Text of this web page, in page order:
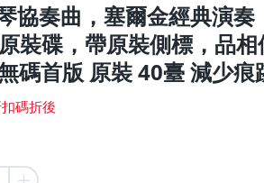
協奏曲，塞爾金經典演奏
裝碟，帶原裝側標，品相
碼首版 原裝 40臺 減少痕